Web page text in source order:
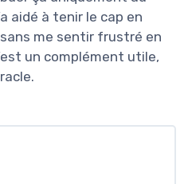
aidé à tenir le cap en
me sentir frustré en
un complément utile,